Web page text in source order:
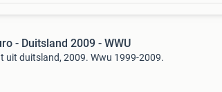
- Duitsland 2009 - WWU
uit duitsland, 2009. Wwu 1999-2009.